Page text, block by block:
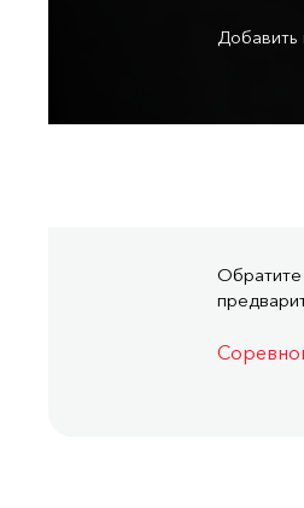
Добавить
Обратите